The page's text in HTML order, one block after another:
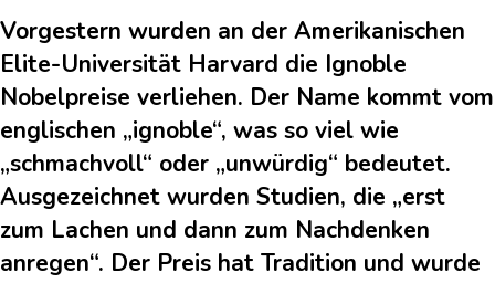
Vorgestern wurden an der Amerikanischen
Elite-Universität Harvard die Ignoble
Nobelpreise verliehen. Der Name kommt vom
englischen „ignoble“, was so viel wie
„schmachvoll“ oder „unwürdig“ bedeutet.
Ausgezeichnet wurden Studien, die „erst
zum Lachen und dann zum Nachdenken
anregen“. Der Preis hat Tradition und wurde